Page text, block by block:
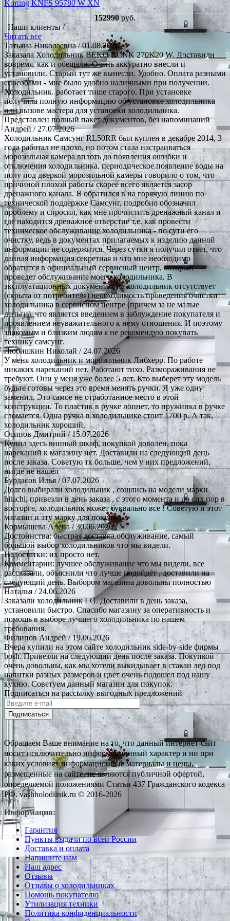
Korting KNFS 95780 W XN
152990руб.
Наши клиенты /
Читать все
Татьяна Николаевна/ 01.08.2026
Заказала Холодильник BEKO RCNK 270K20 W. Доставили
вовремя. как и обещали. Очень аккуратно внесли и
установили. Старый тут же вынесли. Удобно. Оплата разными
способами - мне было удобно наличными при получении.
Холодильник. работает тише старого. При установке
получила полную информацию об установке холодильника
или вызове мастера для установки холодильника.
Представлен полный пакет документов, без напоминаний
Андрей/ 27.07.2026
Холодильник Самсунг RL50RR был куплен в декабре 2014, 3
года работал не плохо, но потом стала настраиваться
морозильная камера вплоть до появления ошибки и
отключения холодильника, периодическое появление воды на
полу под дверкой морозильной камеры говорило о том, что
причиной плохой работы скорее всего является засор
дренажного канала. Я обратился в на горячую линию по
технической поддержке Самсунг, подробно обозначил
проблему и спросил, как мне прочистить дренажный канал и
где находится дренажное отверстие т.е. как провести
техническое обслуживание холодильника - по сути его
очистку, ведь в документах прилагаемых к изделию данной
информации не содержится. Через сутки я получил ответ, что
данная информация секретная и что мне необходимо
обратится в официальный сервисный центр, который
проведет обслуживание моего холодильника. В
эксплуатационных документах на холодильник отсутствует
(скрыта от потребителя) необходимость проведения очистки
холодильника в сервисном центре (причем за не малые
деньги), что является введением в заблуждение покупателя и
проявлением неуважительного к нему отношения. И поэтому
знакомым и близким людям я не рекомендую покупать
технику самсунг.
Любишкин Николай / 24.07.2026
У меня холодильник и морозильник Либхерр. По работе
никаких нареканий нет. Работают тихо. Размораживания не
требуют. Они у меня уже более 5 лет. Кто выберет эту модель
будьте готовы через это время менять ручки. Я уже одну
заменил. Это самое не отработанное место в этой
конструкции. То пластик в ручке лопнет, то пружинка в ручке
сломается. Одна ручка в холодильнике стоит 1700 р. А так,
холодильник хороший.
Осипов Дмитрий / 15.07.2026
Купил здесь винный шкаф, покупкой доволен, пока
нареканий к магазину нет. Доставили на следующий день
после заказа. Советую тк больше, чем у них предложений,
нигде не нашёл
Бурдасов Илья/ 07.07.2026
Долго выбирали холодильник , сошлись на модели марки
hitachi, привезли в день заказа , с этого момента и до сих пор в
восторге, холодильник может буквально все ! Советую и этот
магазин и эту марку для покупки.
Кормышева Алена/ 30.06.2026
Достоинства: быстрая доставка.обслуживание, самый
большой выбор холодильников что мы видели.
Недостатки: их просто нет.
Комментарии: лучшее обслуживание что мы видели, все
рассказали, объяснили что лучше подойдёт , доставили на
следующий день. Выбором магазина довольны полностью
Наталья / 24.06.2026
Заказали холодильник LG. Доставили в день заказа,
установили быстро. Спасибо магазину за оперативность и
помощь в выборе лучшего холодильника по нашем
требования.
Филипов Андрей/ 19.06.2026
Вчера купили на этом сайте холодильник side-by-side фирмы
bosh. Привезли на следующий день после заказа. Покупкой
очень довольны, как мы хотели выкидывает в стакан лед под
напитки разных размеров и цвет очень подошел под нашу
кухню. Советуем данный магазин для покупок.
Подписаться на рассылку выгодных предложений
Подписаться
Обращаем Ваше внимание на то, что данный интернет-сайт
носит исключительно информационный характер и ни при
каких условиях информационные материалы и цены,
размещенные на сайте, не являются публичной офертой,
определяемой положениями Статьи 437 Гражданского кодекса
РФ. vashholodilnik.ru © 2016-2026
Информация:
Гарантия
Пункты выдачи по всей России
Доставка и оплата
Напишите нам
Наш адрес
Отзывы
Отзывы о холодильниках
Помощь покупателю
Утилизация техники
Политика конфиденциальности